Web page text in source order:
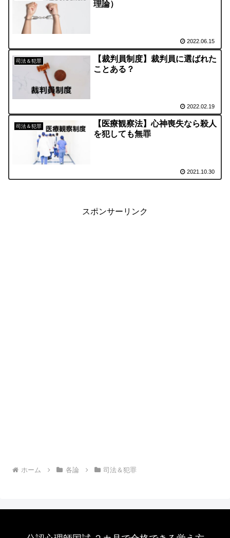
理論）
2022.06.15
司法＆犯罪
【裁判員制度】裁判員に選ばれた
ことある？
2022.02.19
司法＆犯罪
【医療観察法】心神喪失なら殺人
を犯しても無罪
2021.10.30
スポンサーリンク
ホーム 各論 司法＆犯罪